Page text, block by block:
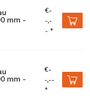
mm -
€-
-,-
- *
mm -
€-
-,--
*